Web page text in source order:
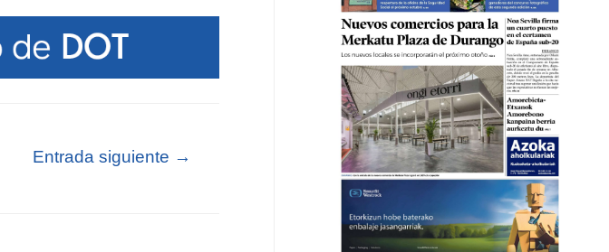
Entrada siguiente →